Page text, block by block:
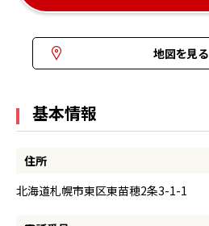
地図を見る
基本情報
住所
北海道札幌市東区東苗穂2条3-1-1